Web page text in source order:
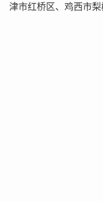
津市红桥区、鸡西市